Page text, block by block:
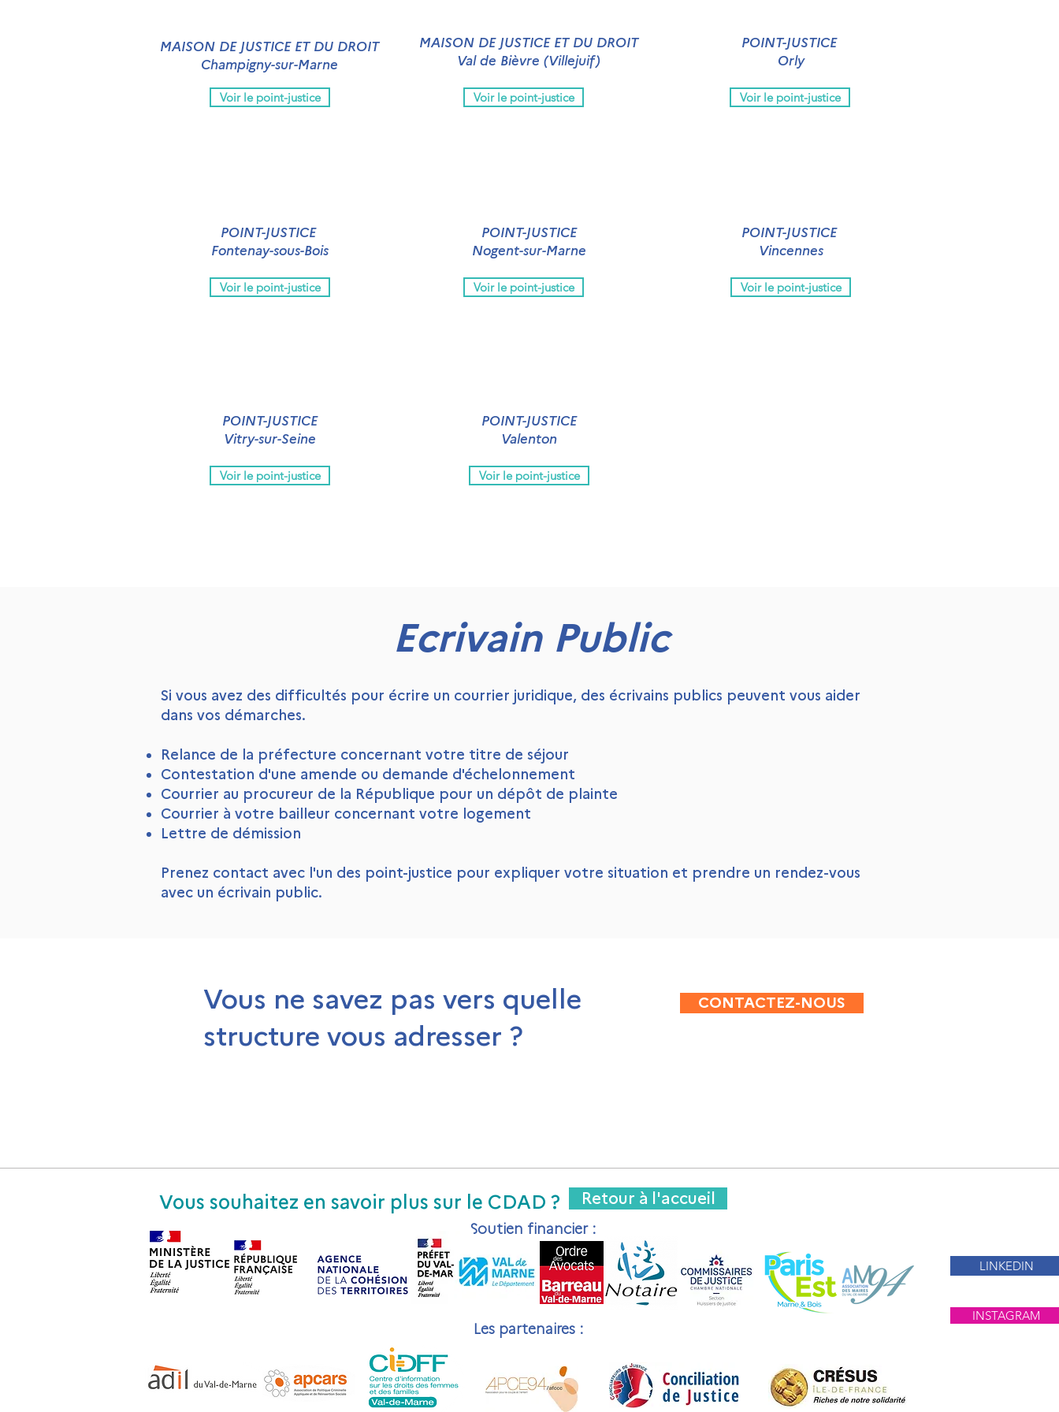
MAISON DE JUSTICE ET DU DROIT
Champigny-sur-Marne
Voir le point-justice
MAISON DE JUSTICE ET DU DROIT
Val de Bièvre (Villejuif)
Voir le point-justice
POINT-JUSTICE
Orly
Voir le point-justice
POINT-JUSTICE
Fontenay-sous-Bois
Voir le point-justice
POINT-JUSTICE
Nogent-sur-Marne
Voir le point-justice
POINT-JUSTICE
Vincennes
Voir le point-justice
POINT-JUSTICE
Vitry-sur-Seine
Voir le point-justice
POINT-JUSTICE
Valenton
Voir le point-justice
Ecrivain Public
Si vous avez des difficultés pour écrire un courrier juridique, des écrivains publics peuvent vous aider
dans vos démarches.
Relance de la préfecture concernant votre titre de séjour
Contestation d'une amende ou demande d'échelonnement
Courrier au procureur de la République pour un dépôt de plainte
Courrier à votre bailleur concernant votre logement
Lettre de démission
Prenez contact avec l'un des point-justice pour expliquer votre situation et prendre un rendez-vous
avec un écrivain public.
Vous ne savez pas vers quelle
structure vous adresser ?
CONTACTEZ-NOUS
Vous souhaitez en savoir plus sur le CDAD ? Retour à l'accueil
Soutien financier :
Les partenaires :
LINKEDIN
INSTAGRAM